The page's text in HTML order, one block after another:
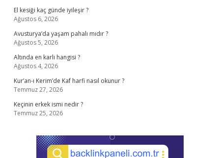
El kesiği kaç günde iyileşir ?
Ağustos 6, 2026
Avusturya’da yaşam pahalı mıdır ?
Ağustos 5, 2026
Altında en karlı hangisi ?
Ağustos 4, 2026
Kur’an-ı Kerim’de Kaf harfi nasıl okunur ?
Temmuz 27, 2026
Keçinin erkek ismi nedir ?
Temmuz 25, 2026